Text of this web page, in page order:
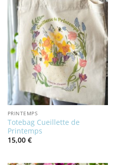
PRINTEMPS
Totebag Cueillette de
Printemps
15,00 €